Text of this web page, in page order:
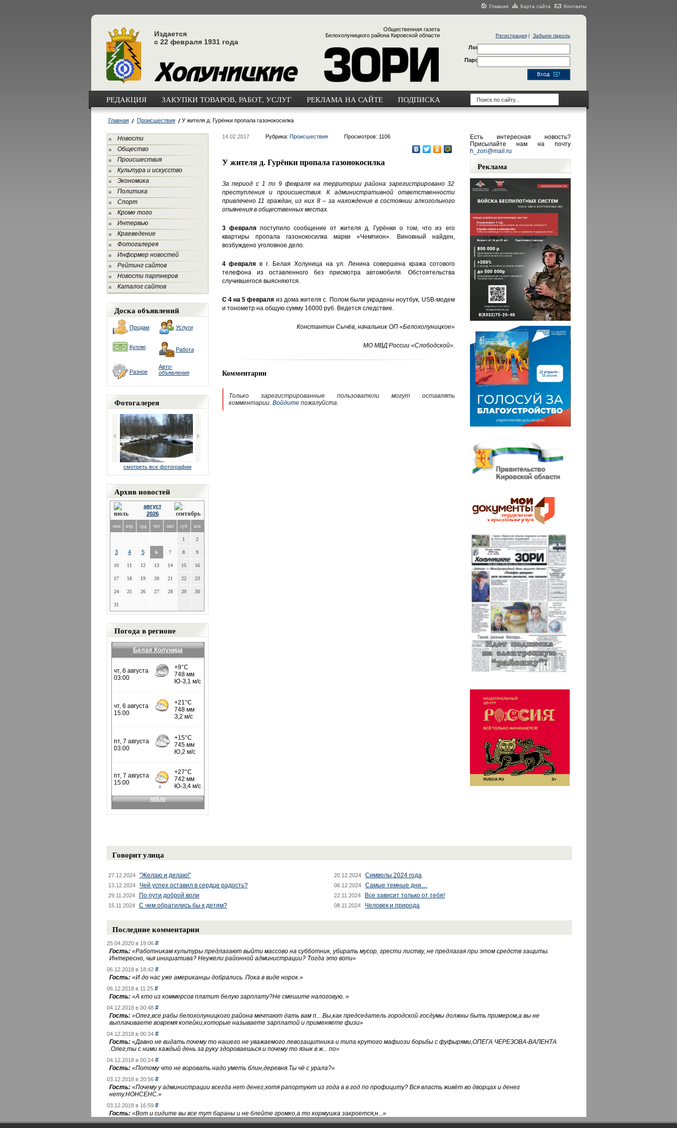
Главная Карта сайта Контакты
Издается
с 22 февраля 1931 года
Общественная газета
Белохолуницкого района Кировской области
Регистрация| Забыли пароль
Логин
Пароль
РЕДАКЦИЯ ЗАКУПКИ ТОВАРОВ, РАБОТ, УСЛУГ РЕКЛАМА НА САЙТЕ ПОДПИСКА
Главная Происшествия У жителя д. Гурёнки пропала газонокосилка
Новости
Общество
Происшествия
Культура и искусство
Экономика
Политика
Спорт
Кроме того
Интервью
Краеведение
Фотогалерея
Информер новостей
Рейтинг сайтов
Новости партнеров
Каталог сайтов
Доска объявлений
Продам Услуги
Куплю Работа
Разное
Авто-
объявления
Фотогалерея
смотреть все фотографии
Архив новостей
август
2026
пон втр срд чет пят суб вск
1 2
3 4 5 6 7 8 9
10 11 12 13 14 15 16
17 18 19 20 21 22 23
24 25 26 27 28 29 30
31
Погода в регионе
Белая Холуница
14.02.2017 Рубрика: Происшествия Просмотров: 1106
У жителя д. Гурёнки пропала газонокосилка
За период с 1 по 9 февраля на территории района зарегистрировано 32
преступления и происшествия. К административной ответственности
привлечено 11 граждан, из них 8 – за нахождение в состоянии алкогольного
опьянения в общественных местах.
3 февраляпоступило сообщение от жителя д. Гурёнки о том, что из его
квартиры пропала газонокосилка марки «Чемпион». Виновный найден,
возбуждено уголовное дело.
4 февраляв г. Белая Холуница на ул. Ленина совершена кража сотового
телефона из оставленного без присмотра автомобиля. Обстоятельства
случившегося выясняются.
С 4 на 5 февраля из дома жителя с. Полом были украдены ноутбук, USB-модем
и тонометр на общую сумму 16000 руб. Ведется следствие.
Константин Сычёв, начальник ОП «Белохолуницкое»
МО МВД России «Слободской».
Комментарии
Только зарегистрированные пользователи могут оставлять
комментарии. Войдитепожалуйста.
Есть интересная новость?
Присылайте нам на почту
h_zori@mail.ru
Реклама
Говорит улица
27.12.2024 "Желаю и делаю!" 20.12.2024 Символы 2024 года
13.12.2024 Чей успех оставил в сердце радость? 06.12.2024 Самые темные дни…
29.11.2024 По пути доброй воли 22.11.2024 Все зависит только от тебя!
15.11.2024 С чем обратились бы к детям? 08.11.2024 Человек и природа
Последние комментарии
25.04.2020 в 19:06 #
Гость: «Работникам культуры предлагают выйти массово на субботник, убирать мусор, грести листву, не предлагая при этом средств защиты.
Интересно, чья инициатива? Неужели районной администрации? Тогда это вопи»
06.12.2018 в 18:42 #
Гость: «И до нас уже американцы добрались. Пока в виде норок.»
06.12.2018 в 11:25 #
Гость: «А кто из коммерсов платит белую зарплату?Не смешите налоговую. »
04.12.2018 в 00:48 #
Гость: «Олег,все рабы белохолуницкого района мечтают дать вам п... Вы,как председатель городской госдумы должны быть примером,а вы не
выплачиваете вовремя копейки,которые называете зарплатой и применяете физи»
04.12.2018 в 00:34 #
Гость: «Давно не видать почему то нашего не уважаемого левозащитника и типа крутого мафиози борьбы с фуфырями,ОПЕГА ЧЕРЕЗОВА-ВАЛЕНТА
.Олег,ты с ними каждый день за руку здороваешься и почему то язык в ж... по»
04.12.2018 в 00:24 #
Гость: «Потому что не воровать надо уметь блин,деревня.Ты чё с урала?»
03.12.2018 в 20:56 #
Гость: «Почему у администрации всегда нет денег,хотя рапортуют из года в в год по профициту? Вся власть живёт во дворцах и денег
нету.НОНСЕНС.»
03.12.2018 в 16:59 #
Гость: «Вот и сидите вы все тут бараны и не блейте громко,а то кормушка закроется,н...»